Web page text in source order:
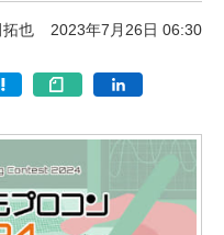
拓也 2023年7月26日 06:30